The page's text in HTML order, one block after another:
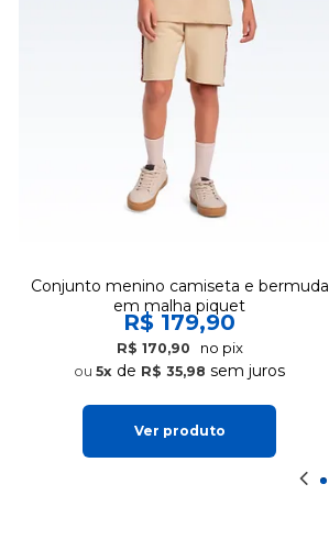
Conjunto menino camiseta e bermuda
em malha piquet
R$ 179,90
R$ 170,90 no pix
5xde R$ 35,98 sem juros
Ver produto